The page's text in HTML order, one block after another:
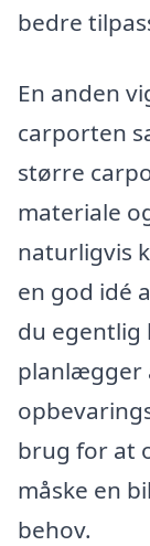
bedre
En anden
carporten
større
materiale
naturligvis
en god idé
du egentlig
planlægger
brug for at
måske en
behov.